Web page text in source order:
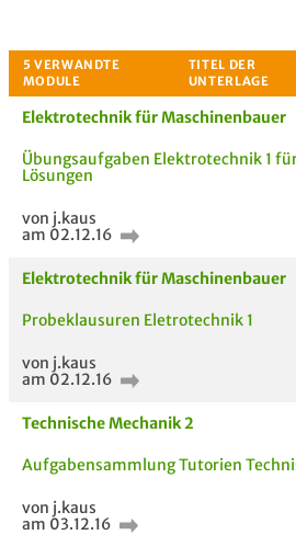
Passende Stellenanzeigen
Elektrotechnik für Maschinenbauer
Übungsaufgaben Elektrotechnik 1
Lösungen
von j.kaus
am 02.12.16
Elektrotechnik für Maschinenbauer
Probeklausuren Eletrotechnik 1
von j.kaus
am 02.12.16
Technische Mechanik 2
Aufgabensammlung Tutorien
von j.kaus
am 03.12.16